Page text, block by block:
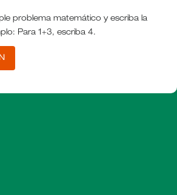
problema matemático y escriba la
Para 1+3, escriba 4.